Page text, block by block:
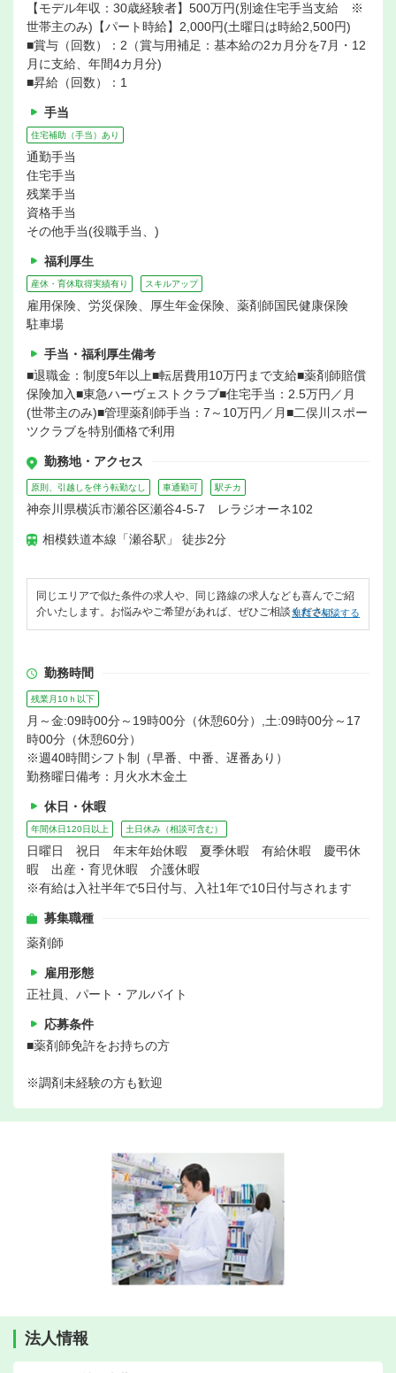
【モデル年収：30歳経験者】500万円(別途住宅手当支給 ※
世帯主のみ)【パート時給】2,000円(土曜日は時給2,500円)
■賞与（回数）：2（賞与用補足：基本給の2カ月分を7月・12
月に支給、年間4カ月分)
■昇給（回数）：1
手当
住宅補助（手当）あり
通勤手当
住宅手当
残業手当
資格手当
その他手当(役職手当、)
福利厚生
産休・育休取得実績有り スキルアップ
雇用保険、労災保険、厚生年金保険、薬剤師国民健康保険
駐車場
手当・福利厚生備考
■退職金：制度5年以上■転居費用10万円まで支給■薬剤師賠償
保険加入■東急ハーヴェストクラブ■住宅手当：2.5万円／月
(世帯主のみ)■管理薬剤師手当：7～10万円／月■二俣川スポー
ツクラブを特別価格で利用
勤務地・アクセス
原則、引越しを伴う転勤なし 車通勤可 駅チカ
神奈川県横浜市瀬谷区瀬谷4-5-7 レラジオーネ102
相模鉄道本線「瀬谷駅」 徒歩2分
同じエリアで似た条件の求人や、同じ路線の求人なども喜んでご紹
介いたします。お悩みやご希望があれば、ぜひご相談ください。
無料で相談する
勤務時間
残業月10ｈ以下
月～金:09時00分～19時00分（休憩60分）,土:09時00分～17
時00分（休憩60分）
※週40時間シフト制（早番、中番、遅番あり）
勤務曜日備考：月火水木金土
休日・休暇
年間休日120日以上 土日休み（相談可含む）
日曜日 祝日 年末年始休暇 夏季休暇 有給休暇 慶弔休
暇 出産・育児休暇 介護休暇
※有給は入社半年で5日付与、入社1年で10日付与されます
募集職種
薬剤師
雇用形態
正社員、パート・アルバイト
応募条件
■薬剤師免許をお持ちの方
※調剤未経験の方も歓迎
法人情報